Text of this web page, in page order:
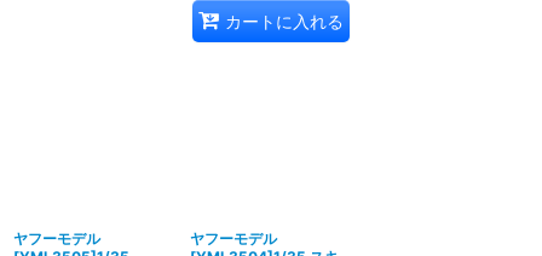
カートに入れる
ヤフーモデル
ヤフーモデル